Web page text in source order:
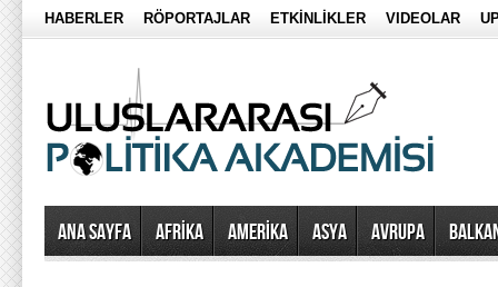
HABERLER RÖPORTAJLAR ETKİNLİKLER VIDEOLAR
Ana Sayfa AFRİKA AMERİKA ASYA AVRUPA